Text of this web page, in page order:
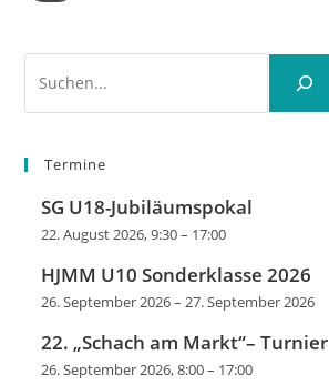
Termine
SG U18-Jubiläumspokal
22. August 2026, 9:30– 17:00
HJMM U10 Sonderklasse 2026
26. September 2026–27. September 2026
22. „Schach am Markt“– Turnier
26. September 2026, 8:00– 17:00